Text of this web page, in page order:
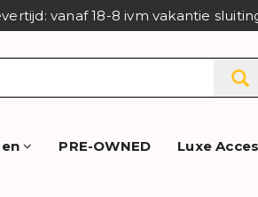
vanaf 18-8 ivm vakantie
PRE-OWNED Luxe